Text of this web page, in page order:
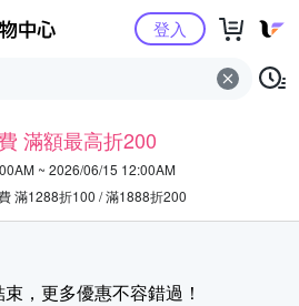
Yahoo購物中心
登入
滿額最高折200
~ 2026/06/15 12:00AM
滿1288折100 / 滿1888折200
，更多優惠不容錯過！